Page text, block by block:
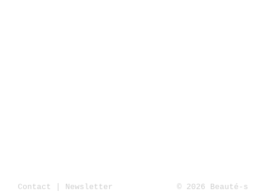
Contact Newsletter © 2026 Beauté-s